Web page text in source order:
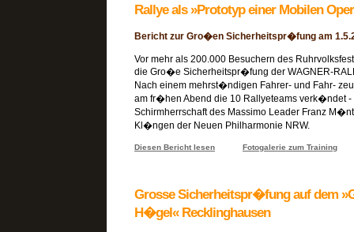
Rallye als »Prototyp einer Mobilen
Bericht zur Gro�en Sicherheitspr�fung am
Vor mehr als 200.000 Besuchern des
die Gro�e Sicherheitspr�fung der WAGNER-
Nach einem mehrst�ndigen Fahrer- und Fahr-
am fr�hen Abend die 10 Rallyeteams verk�ndet -
Schirmherrschaft des Massimo Leader Franz
Kl�ngen der Neuen Philharmonie NRW.
Diesen Bericht lesen Fotogalerie zum Training
Grosse Sicherheitspr�fung auf dem
H�gel« Recklinghausen